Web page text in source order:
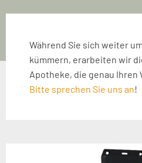
Während Sie sich weiter
kümmern, erarbeiten wir
Apotheke, die genau
Bitte sprechen Sie uns an!